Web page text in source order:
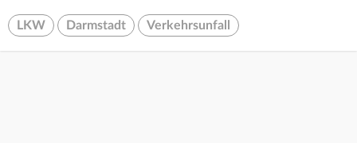
LKW Darmstadt Verkehrsunfall